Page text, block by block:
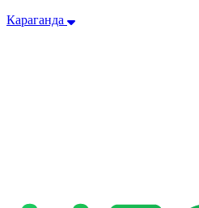
Караганда